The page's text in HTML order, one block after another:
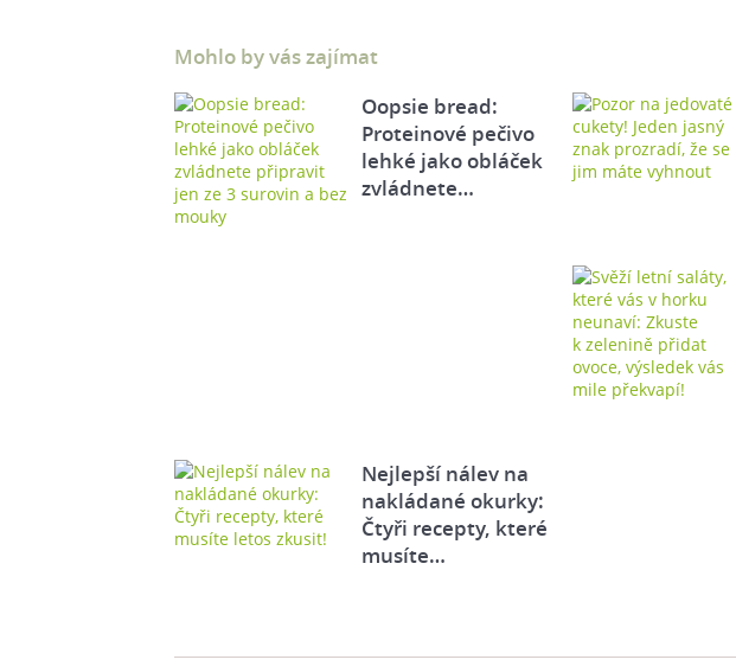
Mohlo by vás zajímat
Oopsie bread:
Proteinové pečivo
lehké jako obláček
zvládnete…
Nejlepší nálev na
nakládané okurky:
Čtyři recepty, které
musíte…